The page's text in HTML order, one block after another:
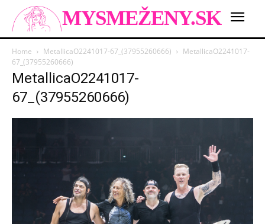
MYSMEŽENY.SK
Home MetallicaO2241017-67_(37955260666)
MetallicaO2241017-
67_(37955260666)
MetallicaO2241017-
67_(37955260666)